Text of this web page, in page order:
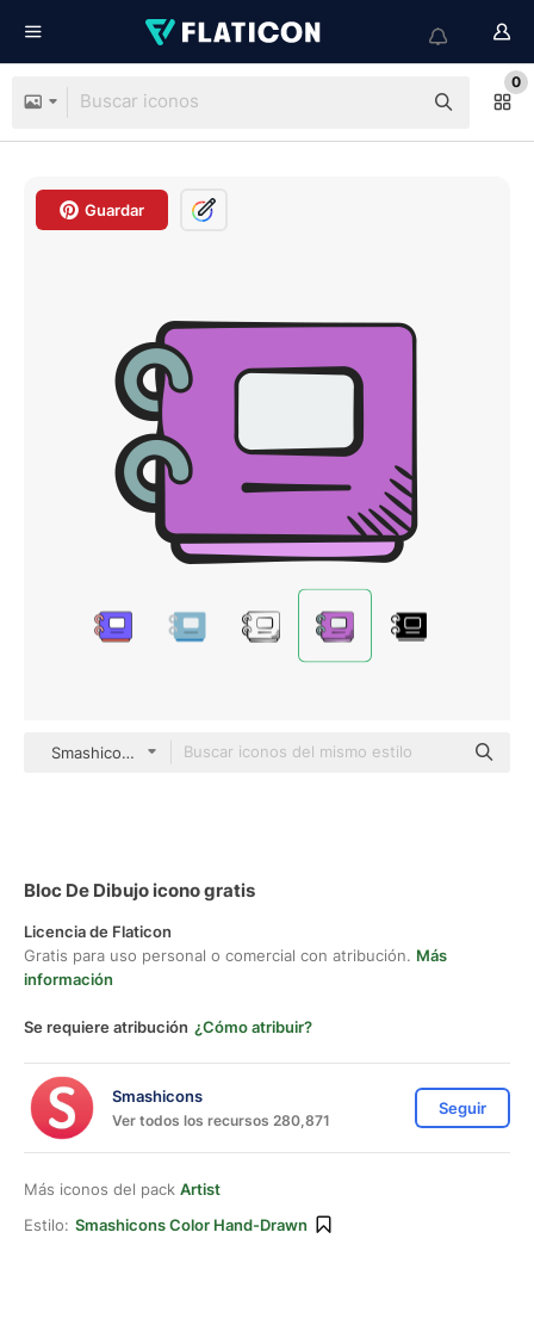
0
Guardar
Smashicons color hand-drawn
Bloc De Dibujo icono gratis
Licencia de Flaticon
Gratis para uso personal o comercial con atribución. Más
información
Se requiere atribución ¿Cómo atribuir?
Smashicons
Ver todos los recursos 280,871
Seguir
Más iconos del pack Artist
Estilo: Smashicons Color Hand-Drawn